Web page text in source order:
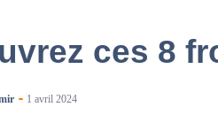
ces 8
1 avril 2024